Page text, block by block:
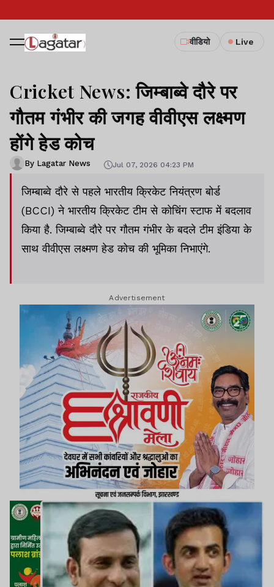
वीडियो Live
Cricket News: जिम्बाब्वे दौरे पर
गौतम गंभीर की जगह वीवीएस लक्ष्मण
होंगे हेड कोच
By Lagatar News Jul 07, 2026 04:23 PM
जिम्बाब्वे दौरे से पहले भारतीय क्रिकेट नियंत्रण बोर्ड
(BCCI) ने भारतीय क्रिकेट टीम से कोचिंग स्टाफ में बदलाव
किया है. जिम्बाब्वे दौरे पर गौतम गंभीर के बदले टीम इंडिया के
साथ वीवीएस लक्ष्मण हेड कोच की भूमिका निभाएंगे.
Advertisement